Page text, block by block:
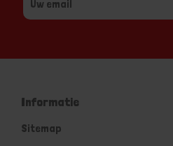
Informatie
Sitemap